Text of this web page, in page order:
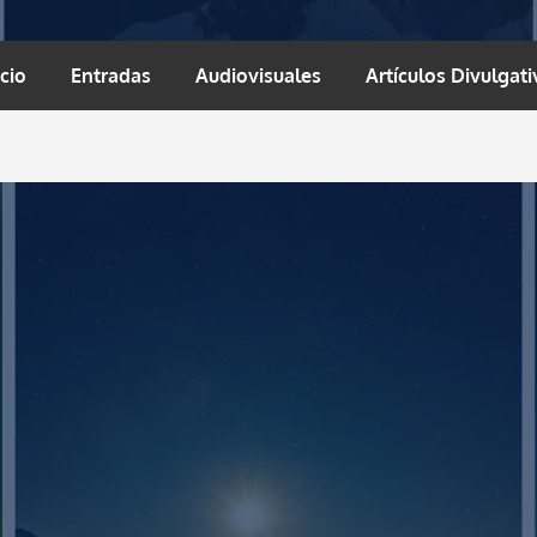
Entradas Audiovisuales Artículos